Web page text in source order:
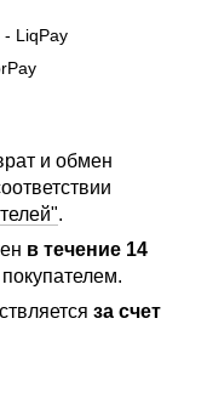
- LiqPay
и обмен
.
в течение 14
за счет